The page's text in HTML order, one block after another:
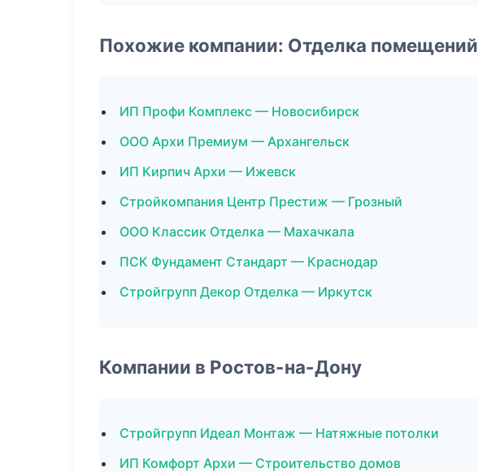
Похожие компании: Отделка помещений
ИП Профи Комплекс — Новосибирск
ООО Архи Премиум — Архангельск
ИП Кирпич Архи — Ижевск
Стройкомпания Центр Престиж — Грозный
ООО Классик Отделка — Махачкала
ПСК Фундамент Стандарт — Краснодар
Стройгрупп Декор Отделка — Иркутск
Компании в Ростов-на-Дону
Стройгрупп Идеал Монтаж — Натяжные потолки
ИП Комфорт Архи — Строительство домов